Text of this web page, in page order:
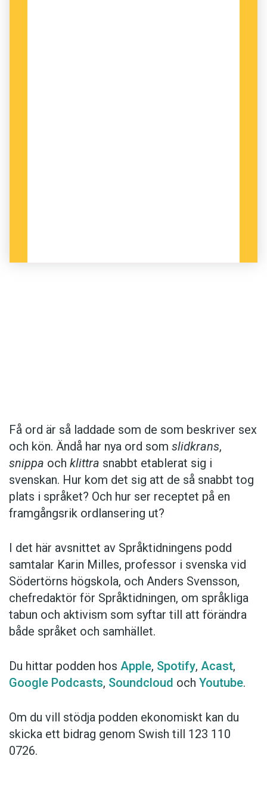
Hantera cookie-inställningar
Få ord är så laddade som de som beskriver sex
och kön. Ändå har nya ord som slidkrans,
snippa och klittra snabbt etablerat sig i
svenskan. Hur kom det sig att de så snabbt tog
plats i språket? Och hur ser receptet på en
framgångsrik ordlansering ut?
I det här avsnittet av Språktidningens podd
samtalar Karin Milles, professor i svenska vid
Södertörns högskola, och Anders Svensson,
chefredaktör för Språktidningen, om språkliga
tabun och aktivism som syftar till att förändra
både språket och samhället.
Du hittar podden hos Apple, Spotify, Acast,
Google Podcasts, Soundcloud och Youtube.
Om du vill stödja podden ekonomiskt kan du
skicka ett bidrag genom Swish till 123 110
0726.